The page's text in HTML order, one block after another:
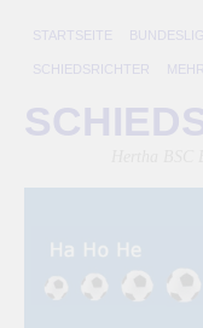
STARTSEITE
SCHIEDSRICHTER MEHR